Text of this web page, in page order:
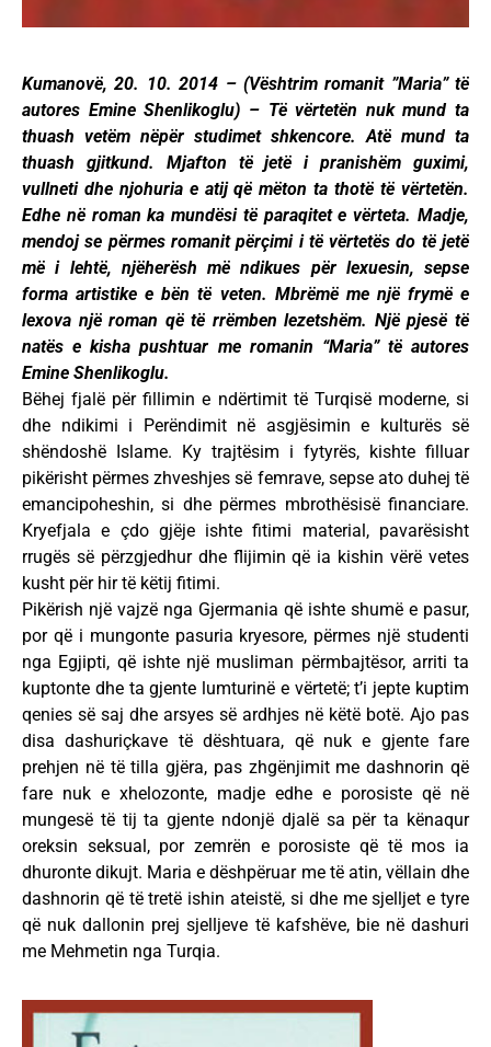
Kumanovë, 20. 10. 2014 – (Vështrim romanit ”Maria” të
autores Emine Shenlikoglu) – Të vërtetën nuk mund ta
thuash vetëm nëpër studimet shkencore. Atë mund ta
thuash gjitkund. Mjafton të jetë i pranishëm guximi,
vullneti dhe njohuria e atij që mëton ta thotë të vërtetën.
Edhe në roman ka mundësi të paraqitet e vërteta. Madje,
mendoj se përmes romanit përçimi i të vërtetës do të jetë
më i lehtë, njëherësh më ndikues për lexuesin, sepse
forma artistike e bën të veten. Mbrëmë me një frymë e
lexova një roman që të rrëmben lezetshëm. Një pjesë të
natës e kisha pushtuar me romanin “Maria” të autores
Emine Shenlikoglu.
Bëhej fjalë për fillimin e ndërtimit të Turqisë moderne, si
dhe ndikimi i Perëndimit në asgjësimin e kulturës së
shëndoshë Islame. Ky trajtësim i fytyrës, kishte filluar
pikërisht përmes zhveshjes së femrave, sepse ato duhej të
emancipoheshin, si dhe përmes mbrothësisë financiare.
Kryefjala e çdo gjëje ishte fitimi material, pavarësisht
rrugës së përzgjedhur dhe flijimin që ia kishin vërë vetes
kusht për hir të këtij fitimi.
Pikërish një vajzë nga Gjermania që ishte shumë e pasur,
por që i mungonte pasuria kryesore, përmes një studenti
nga Egjipti, që ishte një musliman përmbajtësor, arriti ta
kuptonte dhe ta gjente lumturinë e vërtetë; t’i jepte kuptim
qenies së saj dhe arsyes së ardhjes në këtë botë. Ajo pas
disa dashuriçkave të dështuara, që nuk e gjente fare
prehjen në të tilla gjëra, pas zhgënjimit me dashnorin që
fare nuk e xhelozonte, madje edhe e porosiste që në
mungesë të tij ta gjente ndonjë djalë sa për ta kënaqur
oreksin seksual, por zemrën e porosiste që të mos ia
dhuronte dikujt. Maria e dëshpëruar me të atin, vëllain dhe
dashnorin që të tretë ishin ateistë, si dhe me sjelljet e tyre
që nuk dallonin prej sjelljeve të kafshëve, bie në dashuri
me Mehmetin nga Turqia.